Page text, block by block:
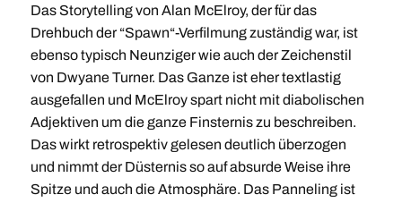
Das Storytelling von Alan McElroy, der für das
Drehbuch der “Spawn“-Verfilmung zuständig war, ist
ebenso typisch Neunziger wie auch der Zeichenstil
von Dwyane Turner. Das Ganze ist eher textlastig
ausgefallen und McElroy spart nicht mit diabolischen
Adjektiven um die ganze Finsternis zu beschreiben.
Das wirkt retrospektiv gelesen deutlich überzogen
und nimmt der Düsternis so auf absurde Weise ihre
Spitze und auch die Atmosphäre. Das Panneling ist